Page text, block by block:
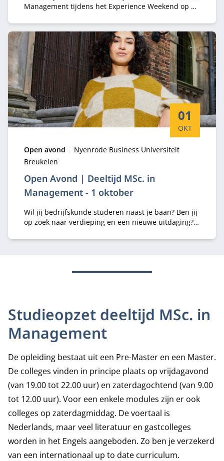
Management tijdens het Experience Weekend op 11
klasgenoten, ontdek de campus, volg college en
maak kennis met de studie-opzet.
Open Avond | Deeltijd MSc. in
Management - 1 oktober
Startdatum:
01
OKT
Type:
Open avond Locatie:
Nyenrode Business Universiteit
Breukelen
Wil jij bedrijfskunde studeren naast je baan? Ben jij
op zoek naar verdieping en een nieuwe uitdaging?
Deeltijd MSc. in Management op Nyenrode!
Studieopzet deeltijd MSc. in
Management
De opleiding bestaat uit een Pre-Master en een Master.
De colleges vinden in principe plaats op vrijdagavond
(van 19.00 tot 22.00 uur) en zaterdagochtend (van 9.00
tot 12.00 uur). Voor een enkele modules zijn er ook
colleges op zaterdagmiddag. De voertaal is
Nederlands, maar veel literatuur en gastcolleges
worden in het Engels aangeboden. Zo ben je verzekerd
van een internationaal up to date curriculum.